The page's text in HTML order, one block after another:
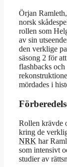
Örjan
norsk
rollen som
av sin
den verklige
säsong 2 för
flashbacks
mördades i
Rollen krävde
kring de
NRK har
som intensivt
studier av